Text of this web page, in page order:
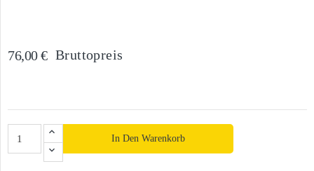
76,00 € Bruttopreis
In Den Warenkorb